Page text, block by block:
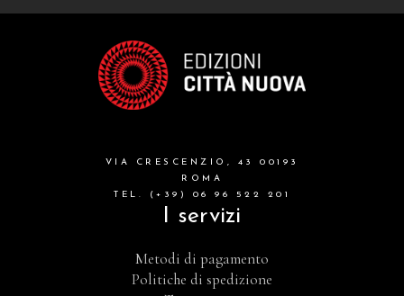
VIA CRESCENZIO, 43 00193
ROMA
TEL. (+39) 06 96 522 201
I servizi
Metodi di pagamento
Politiche di spedizione